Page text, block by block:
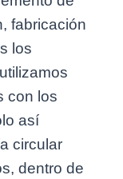
fabricación
los
con los
así
circular
dentro de